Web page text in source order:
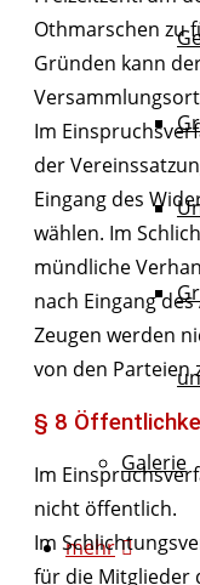
Galerie
mehr
Othmarschen zu
Gründen kann
Im
der
Eingang des
wählen. Im
mündliche
nach Eingang
Zeugen werden
von den Parteien
§ 8
Im
nicht öffentlich.
Im
für die Mitglieder